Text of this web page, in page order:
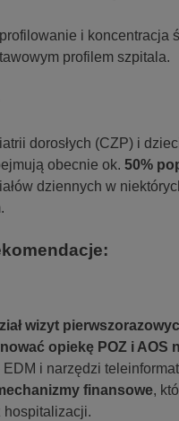
i
profilem szpitala.
dorosłych (CZP) i
obecnie ok. 50%
dziennych w
wizyt
opiekę POZ i AOS
i narzędzi
finansowe,
hospitalizacji.